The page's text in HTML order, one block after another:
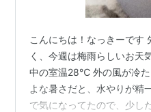
こんにちは！なっきーです
く、今週は梅雨らしいお天
中の室温28℃ 外の風が冷
よな暑さだと、水やりが精
で気になってたので、少し